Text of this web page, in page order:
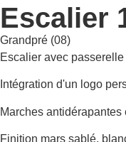
Escalier
Grandpré (08)
Escalier avec
Intégration d'un logo
Marches antidérapantes
Finition mars sablé,